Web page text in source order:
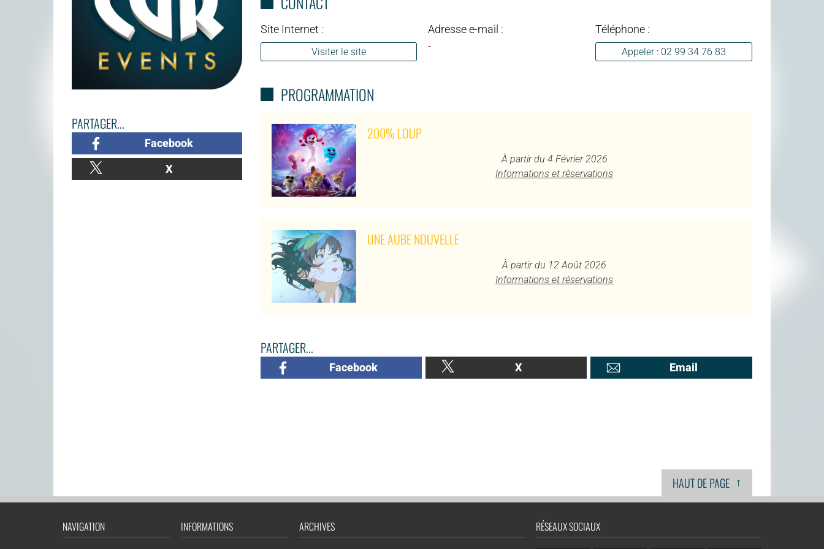
PARTAGER...
Facebook
X
Site Internet :
Visiter le site
Adresse e-mail :
-
Téléphone :
Appeler : 02 99 34 76 83
PROGRAMMATION
200% LOUP
À partir du 4 Février 2026
Informations et réservations
UNE AUBE NOUVELLE
À partir du 12 Août 2026
Informations et réservations
PARTAGER...
Facebook X Email
HAUT DE PAGE ↑
NAVIGATION INFORMATIONS ARCHIVES RÉSEAUX SOCIAUX